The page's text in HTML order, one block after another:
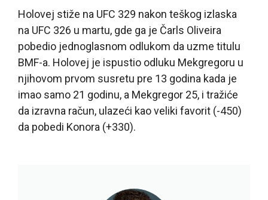
Holovej stiže na UFC 329 nakon teškog izlaska
na UFC 326 u martu, gde ga je Čarls Oliveira
pobedio jednoglasnom odlukom da uzme titulu
BMF-a. Holovej je ispustio odluku Mekgregoru u
njihovom prvom susretu pre 13 godina kada je
imao samo 21 godinu, a Mekgregor 25, i tražiće
da izravna račun, ulazeći kao veliki favorit (-450)
da pobedi Konora (+330).